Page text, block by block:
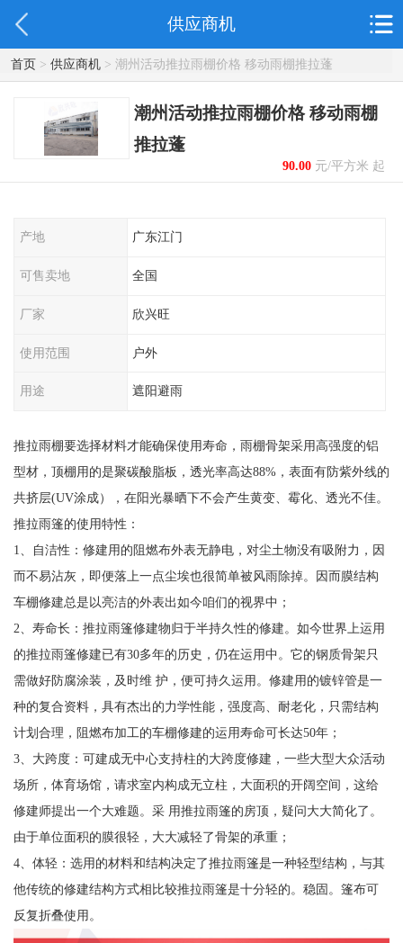
供应商机
首页> 供应商机> 潮州活动推拉雨棚价格 移动雨棚推拉蓬
潮州活动推拉雨棚价格 移动雨棚
推拉蓬
90.00元/平方米 起
产地 广东江门
可售卖地 全国
厂家 欣兴旺
使用范围 户外
用途 遮阳避雨
推拉雨棚要选择材料才能确保使用寿命，雨棚骨架采用高强度的铝
型材，顶棚用的是聚碳酸脂板，透光率高达88%，表面有防紫外线的
共挤层(UV涂成），在阳光暴晒下不会产生黄变、霉化、透光不佳。
推拉雨篷的使用特性：
1、自洁性：修建用的阻燃布外表无静电，对尘土物没有吸附力，因
而不易沾灰，即便落上一点尘埃也很简单被风雨除掉。因而膜结构
车棚修建总是以亮洁的外表出如今咱们的视界中；
2、寿命长：推拉雨篷修建物归于半持久性的修建。如今世界上运用
的推拉雨篷修建已有30多年的历史，仍在运用中。它的钢质骨架只
需做好防腐涂装，及时维 护，便可持久运用。修建用的镀锌管是一
种的复合资料，具有杰出的力学性能，强度高、耐老化，只需结构
计划合理，阻燃布加工的车棚修建的运用寿命可长达50年；
3、大跨度：可建成无中心支持柱的大跨度修建，一些大型大众活动
场所，体育场馆，请求室内构成无立柱，大面积的开阔空间，这给
修建师提出一个大难题。采 用推拉雨篷的房顶，疑问大大简化了。
由于单位面积的膜很轻，大大减轻了骨架的承重；
4、体轻：选用的材料和结构决定了推拉雨篷是一种轻型结构，与其
他传统的修建结构方式相比较推拉雨篷是十分轻的。稳固。篷布可
反复折叠使用。